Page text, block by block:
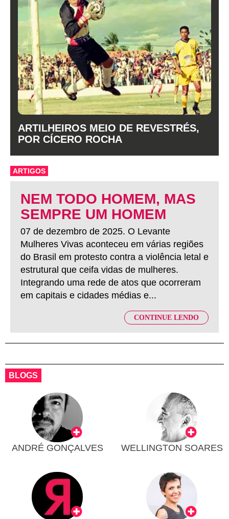
ARTILHEIROS MEIO DE REVESTRÉS,
POR CÍCERO ROCHA
ARTIGOS
NEM TODO HOMEM, MAS
SEMPRE UM HOMEM
07 de dezembro de 2025. O Levante
Mulheres Vivas aconteceu em várias regiões
do Brasil em protesto contra a violência letal e
estrutural que ceifa vidas de mulheres.
Integrando uma rede de atos que ocorreram
em capitais e cidades médias e...
CONTINUE LENDO
BLOGS
ANDRÉ GONÇALVES WELLINGTON SOARES